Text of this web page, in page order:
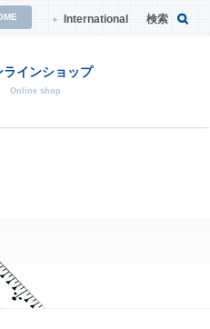
International 検索
明について
詳細はこちら
のご案内
詳細はこちら
ラインショップ
Online shop